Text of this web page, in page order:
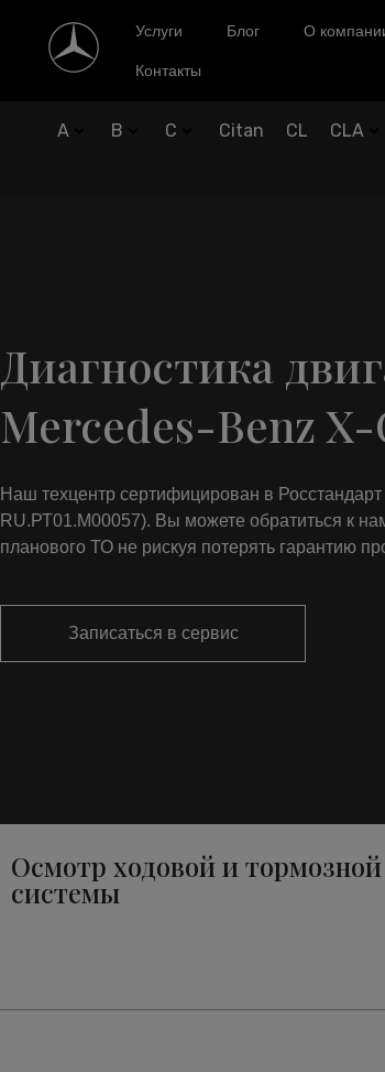
Услуги Блог О
Контакты
A B C Citan CL CLA
Диагностика
Mercedes-Benz X-
Наш техцентр сертифицирован в
RU.РТ01.М00057). Вы можете обратиться к
планового ТО не рискуя потерять гарантию
Записаться в сервис
Осмотр ходовой и тормозной
системы